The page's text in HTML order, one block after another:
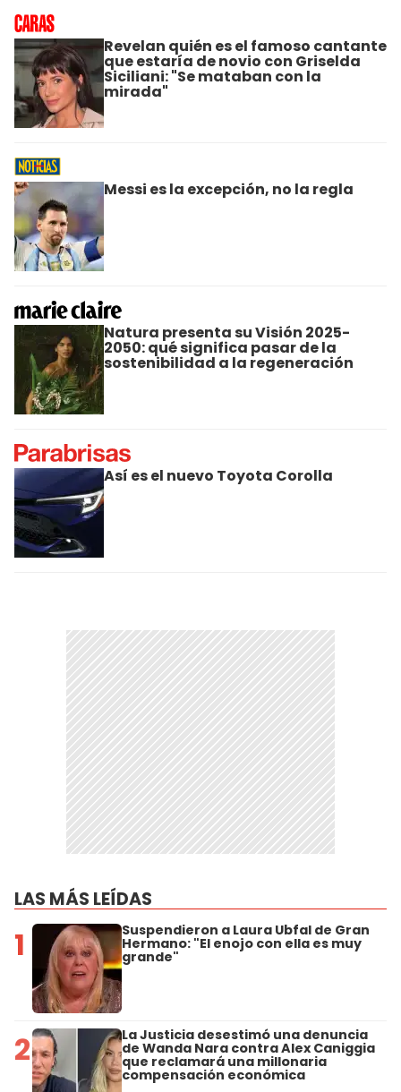
Revelan quién es el famoso cantante
que estaría de novio con Griselda
Siciliani: "Se mataban con la
mirada"
Messi es la excepción, no la regla
Natura presenta su Visión 2025-
2050: qué significa pasar de la
sostenibilidad a la regeneración
Así es el nuevo Toyota Corolla
LAS MÁS LEÍDAS
1 Suspendieron a Laura Ubfal de Gran
Hermano: "El enojo con ella es muy
grande"
2 La Justicia desestimó una denuncia
de Wanda Nara contra Alex Caniggia
que reclamará una millonaria
compensación económica